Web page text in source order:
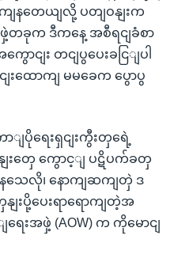
ျနတေယျလို့ ပတျဝနျးက
အဖှဲ့တခုက ဒီကနေ့ အစီရငျခံစာ
ငျး တငျပွပေးခငြျပါ
းထောကျ မမခေက ပွောပွ
ာျပိုရေးရှငျးကွီးတှရေဲ့
းတှေ ကွောင့ျ ပဋိပက်ခတှ
နသေလို၊ နောကျဆကျတှဲ ဒ
ျးပို့ပေးရာရောကျတဲ့အ
ေးအဖှဲ့ (AOW) က ကိုမောငျ